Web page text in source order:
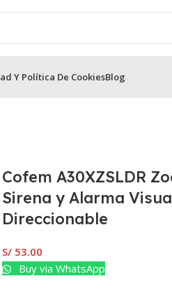
Y Política De CookiesBlog
Cofem A30XZSLDR
Sirena y Alarma
Direccionable
S/53.00
Buy via WhatsApp